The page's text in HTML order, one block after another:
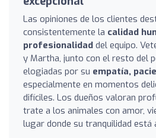
Las opiniones de los clientes
consistentemente la calidad
profesionalidad del equipo.
y Martha, junto con el resto del
elogiadas por su empatía,
especialmente en momentos
difíciles. Los dueños valoran
trate a los animales con amor,
lugar donde su tranquilidad está